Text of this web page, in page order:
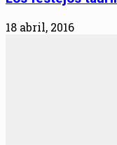
18 abril, 2016